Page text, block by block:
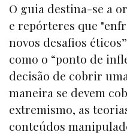
O guia destina-se a
e repórteres que
novos desafios
como o “ponto de
decisão de cobrir
maneira se devem
extremismo, as
conteúdos